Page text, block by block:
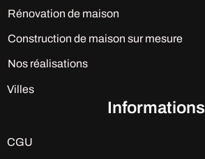
Rénovation de maison
Construction de maison sur mesure
Nos réalisations
Villes
Informations
CGU